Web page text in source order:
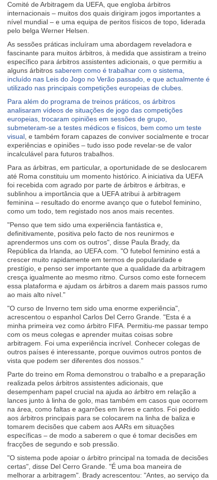
Comité de Arbitragem da UEFA, que engloba árbitros
internacionais – muitos dos quais dirigiram jogos importantes a
nível mundial – e uma equipa de peritos físicos de topo, liderada
pelo belga Werner Helsen.
As sessões práticas incluíram uma abordagem reveladora e
fascinante para muitos árbitros, à medida que assistiram a treino
específico para árbitros assistentes adicionais, o que permitiu a
alguns árbitros saberem como é trabalhar com o sistema,
incluído nas Leis do Jogo no Verão passado, e que actualmente é
utilizado nas principais competições europeias de clubes
Para além do programa de treinos práticos, os árbitros
analisaram vídeos de situações de jogo das competições
europeias, trocaram opiniões em sessões de grupo,
submeteram-se a testes médicos e físicos, bem como um teste
visual , e também foram capazes de conviver socialmente e trocar
experiências e opiniões – tudo isso pode revelar-se de valor
incalculável para futuros trabalhos.
Para as árbitras, em particular, a oportunidade de se deslocarem
até Roma constituiu um momento histórico. A iniciativa da UEFA
foi recebida com agrado por parte de árbitros e árbitras, e
sublinhou a importância que a UEFA atribui à arbitragem
feminina – resultado do enorme avanço que o futebol feminino,
como um todo, tem registado nos anos mais recentes.
"Penso que tem sido uma experiência fantástica e,
definitivamente, positiva pelo facto de nos reunirmos e
aprendermos uns com os outros", disse Paula Brady, da
República da Irlanda, ao UEFA.com. "O futebol feminino está a
crescer muito rapidamente em termos de popularidade e
prestígio, e penso ser importante que a qualidade da arbitragem
cresça igualmente ao mesmo ritmo. Cursos como este fornecem
essa plataforma e ajudam os árbitros a darem mais passos rumo
ao mais alto nível."
"O curso de Inverno tem sido uma enorme experiência",
acrescentou o espanhol Carlos Del Cerro Grande. "Esta é a
minha primeira vez como árbitro FIFA. Permitiu-me passar tempo
com os meus colegas e aprender muitas coisas sobre
arbitragem. Foi uma experiência incrível. Conhecer colegas de
outros países é interessante, porque ouvimos outros pontos de
vista que podem ser diferentes dos nossos."
Parte do treino em Roma demonstrou o trabalho e a preparação
realizada pelos árbitros assistentes adicionais, que
desempenham papel crucial na ajuda ao árbitro em relação a
lances junto à linha de golo, mas também em casos que ocorrem
na área, como faltas e agarrões em livres e cantos. Foi pedido
aos árbitros principais para se colocarem na linha de baliza e
tomarem decisões que cabem aos AARs em situações
específicas – de modo a saberem o que é tomar decisões em
fracções de segundo e sob pressão.
"O sistema pode apoiar o árbitro principal na tomada de decisões
certas", disse Del Cerro Grande. "É uma boa maneira de
melhorar a arbitragem". Brady acrescentou: "Antes, ao serviço da